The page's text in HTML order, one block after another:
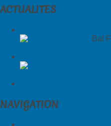
ACTUALITES
Bal
NAVIGATION